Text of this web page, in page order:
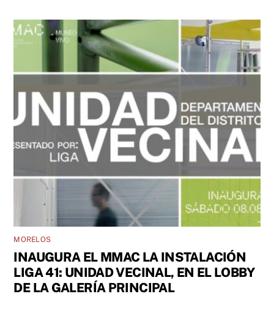
MORELOS
INAUGURA EL MMAC LA INSTALACIÓN
LIGA 41: UNIDAD VECINAL, EN EL LOBBY
DE LA GALERÍA PRINCIPAL